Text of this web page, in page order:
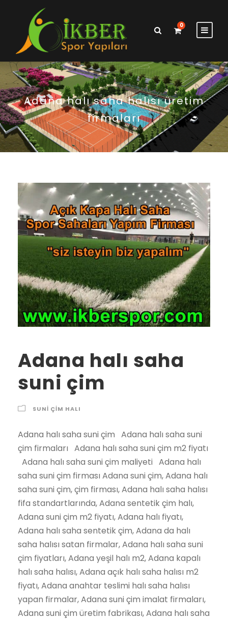
0
Adana halı saha halısı üretim
firmaları
Adana halı saha
suni çim
SUNI ÇIM HALI
Adana halı saha suni çim Adana halı saha suni
çim firmaları Adana halı saha suni çim m2 fiyatı
Adana halı saha suni çim maliyeti Adana halı
saha suni çim firması Adana suni çim, Adana halı
saha suni çim, çim firması, Adana halı saha halısı
fifa standartlarında, Adana sentetik çim halı,
Adana suni çim m2 fiyatı, Adana halı fiyatı,
Adana halı saha sentetik çim, Adana da halı
saha halısı satan firmalar, Adana halı saha suni
çim fiyatları, Adana yeşil halı m2, Adana kapalı
halı saha halısı, Adana açık halı saha halısı m2
fiyatı, Adana anahtar teslimi halı saha halısı
yapan firmalar, Adana suni çim imalat firmaları,
Adana suni çim üretim fabrikası, Adana halı saha